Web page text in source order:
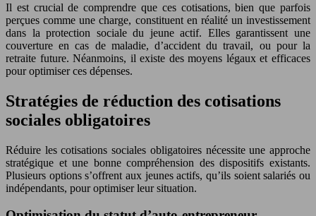
Il est crucial de comprendre que ces cotisations, bien que parfois
perçues comme une charge, constituent en réalité un investissement
dans la protection sociale du jeune actif. Elles garantissent une
couverture en cas de maladie, d’accident du travail, ou pour la
retraite future. Néanmoins, il existe des moyens légaux et efficaces
pour optimiser ces dépenses.
Stratégies de réduction des cotisations
sociales obligatoires
Réduire les cotisations sociales obligatoires nécessite une approche
stratégique et une bonne compréhension des dispositifs existants.
Plusieurs options s’offrent aux jeunes actifs, qu’ils soient salariés ou
indépendants, pour optimiser leur situation.